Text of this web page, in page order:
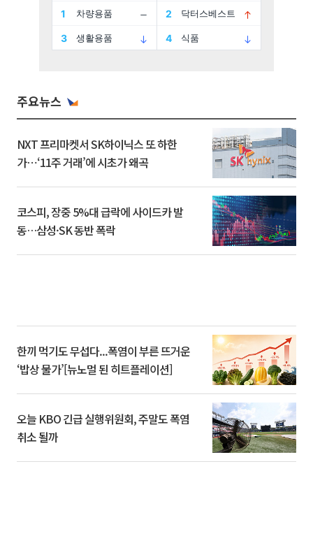
주요뉴스
NXT 프리마켓서 SK하이닉스 또 하한
가⋯‘11주 거래’에 시초가 왜곡
코스피, 장중 5%대 급락에 사이드카 발
동…삼성·SK 동반 폭락
한끼 먹기도 무섭다...폭염이 부른 뜨거운
‘밥상 물가’[뉴노멀 된 히트플레이션]
오늘 KBO 긴급 실행위원회, 주말도 폭염
취소 될까